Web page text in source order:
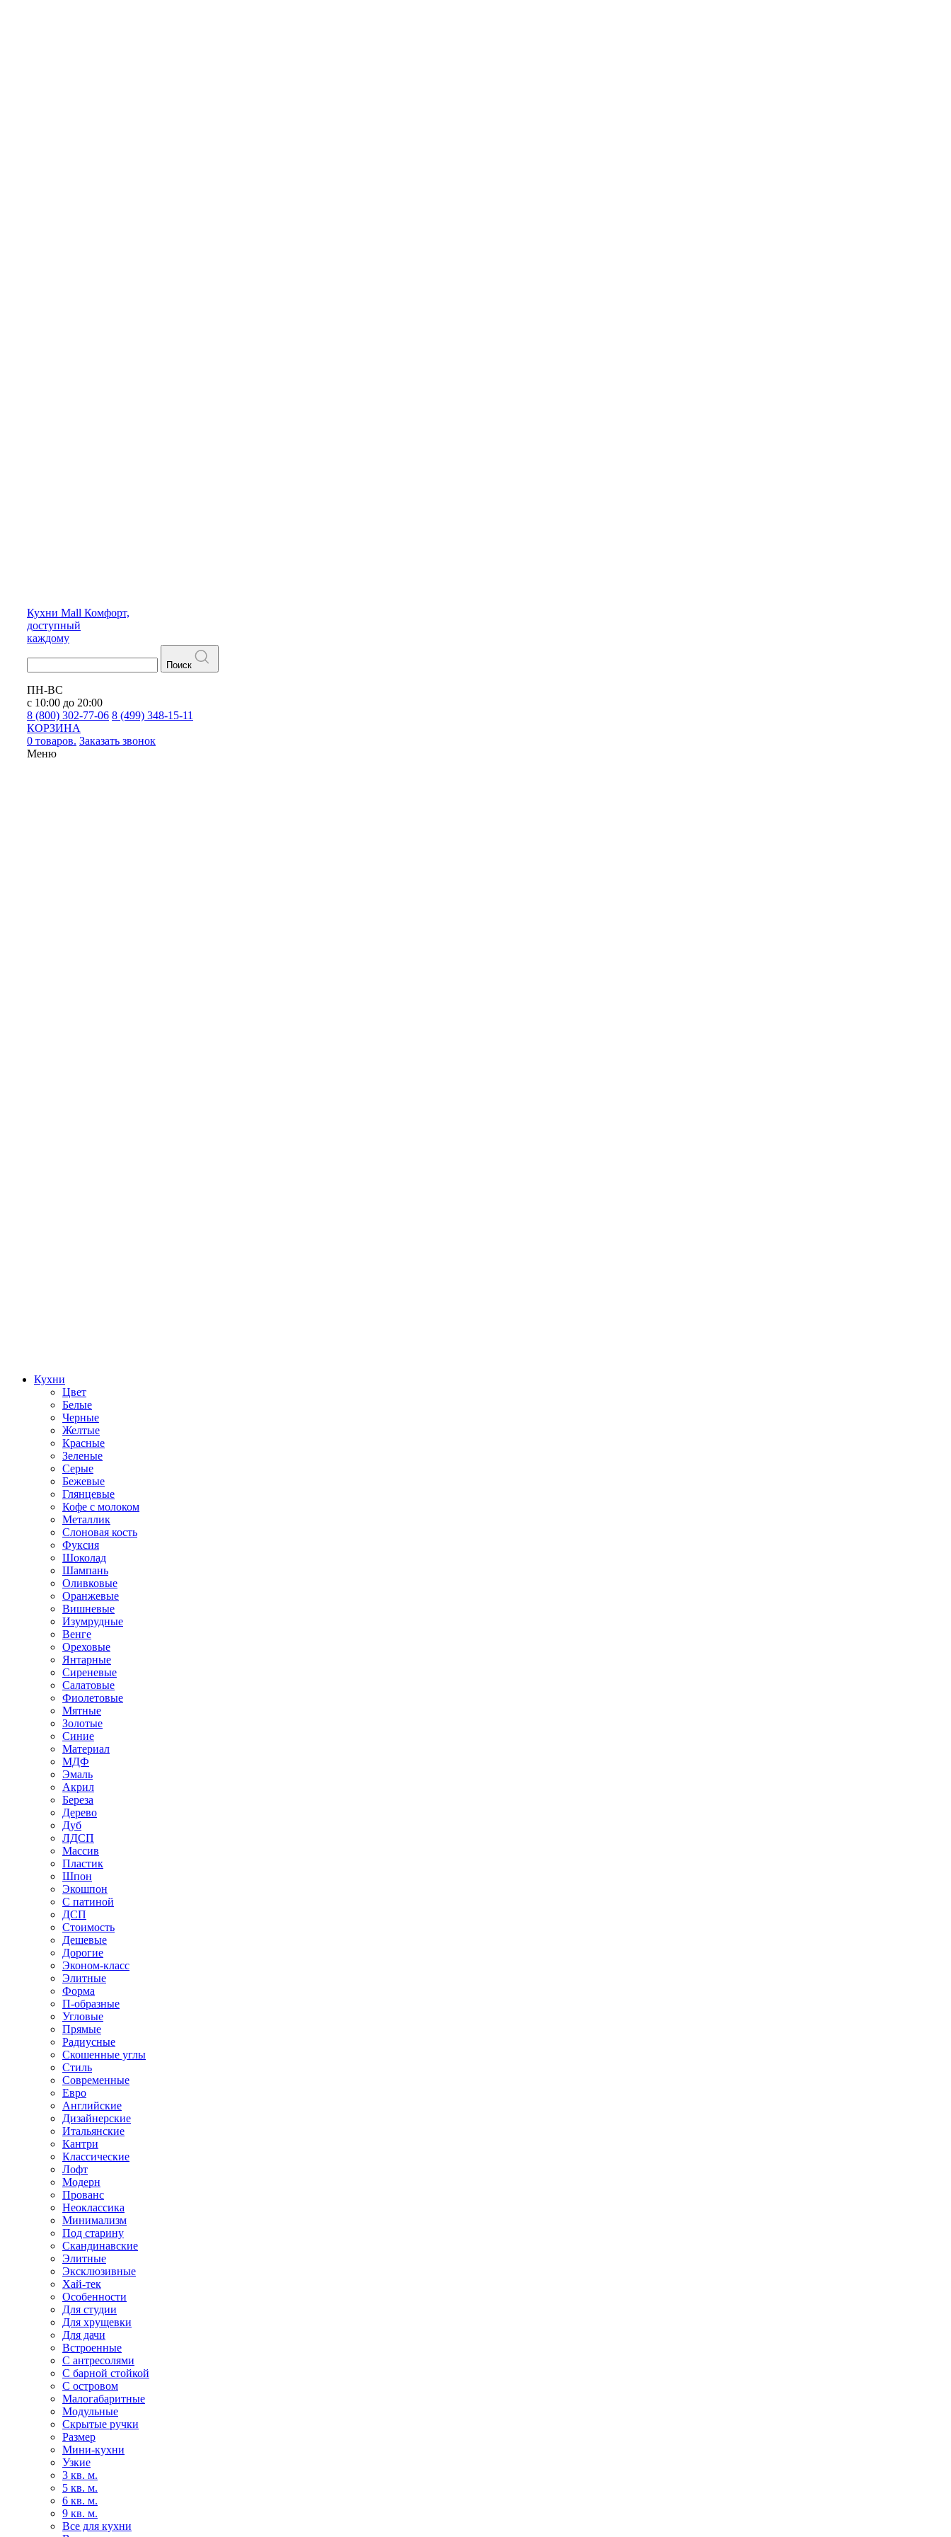
Кухни Mall Комфорт,
доступный
каждому
Поиск
ПН-ВС
с 10:00 до 20:00
8 (800) 302-77-06 8 (499) 348-15-11
КОРЗИНА
0 товаров. Заказать звонок
Меню
Кухни
Цвет
Белые
Черные
Желтые
Красные
Зеленые
Серые
Бежевые
Глянцевые
Кофе с молоком
Металлик
Слоновая кость
Фуксия
Шоколад
Шампань
Оливковые
Оранжевые
Вишневые
Изумрудные
Венге
Ореховые
Янтарные
Сиреневые
Салатовые
Фиолетовые
Мятные
Золотые
Синие
Материал
МДФ
Эмаль
Акрил
Береза
Дерево
Дуб
ЛДСП
Массив
Пластик
Шпон
Экошпон
С патиной
ДСП
Стоимость
Дешевые
Дорогие
Эконом-класс
Элитные
Форма
П-образные
Угловые
Прямые
Радиусные
Скошенные углы
Стиль
Современные
Евро
Английские
Дизайнерские
Итальянские
Кантри
Классические
Лофт
Модерн
Прованс
Неоклассика
Минимализм
Под старину
Скандинавские
Элитные
Эксклюзивные
Хай-тек
Особенности
Для студии
Для хрущевки
Для дачи
Встроенные
С антресолями
С барной стойкой
С островом
Малогабаритные
Модульные
Скрытые ручки
Размер
Мини-кухни
Узкие
3 кв. м.
5 кв. м.
6 кв. м.
9 кв. м.
Все для кухни